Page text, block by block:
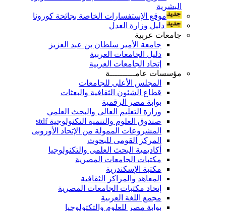
البشرية
موقع الإستفسارات الخاصة بجائحة كورونا
دليل وزارة العدل
جامعات عربية
جامعة الأمير سلطان بن عبد العزيز
دليل الجامعات العربية
إتحاد الجامعات العربية
مؤسسات عامــــــــــة
المجلس الأعلى للجامعات
قطاع الشئون الثقافية والبعثات
بوابة مصر الرقمية
وزارة التعليم العالى والبحث العلمي
صندوق العلوم والتنمية التكنولوجية stdf
المشروعات الممولة من الإتحاد الأوروبى
المركز القومى للبحوث
أكاديمية البحث العلمى والتكنولوجيا
مكتبات الجامعات المصرية
مكتبة الإسكندرية
المعاهد والمراكز الثقافية
إتحاد مكتبات الجامعات المصرية
مجمع اللغة العربية
بوابة مصر للعلوم والتكتولوجيا